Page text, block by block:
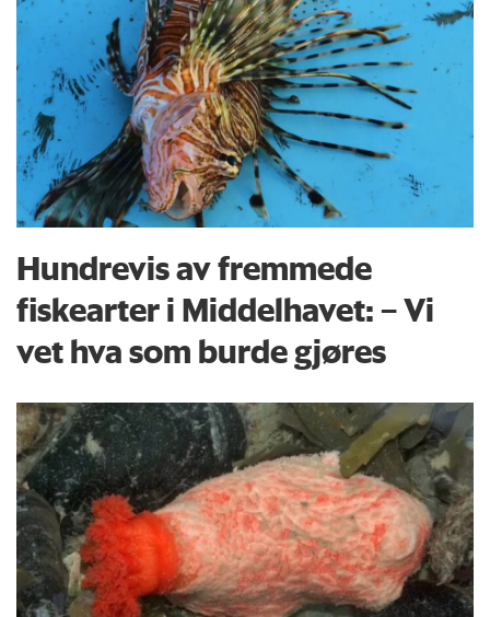
Hundrevis av fremmede
fiskearter i Middelhavet: – Vi
vet hva som burde gjøres